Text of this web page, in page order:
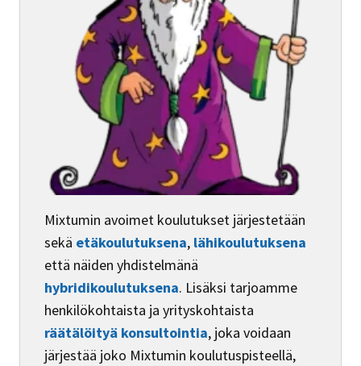
Mixtumin avoimet koulutukset järjestetään
sekä etäkoulutuksena, lähikoulutuksena
että näiden yhdistelmänä
hybridikoulutuksena. Lisäksi tarjoamme
henkilökohtaista ja yrityskohtaista
räätälöityä konsultointia, joka voidaan
järjestää joko Mixtumin koulutuspisteellä,